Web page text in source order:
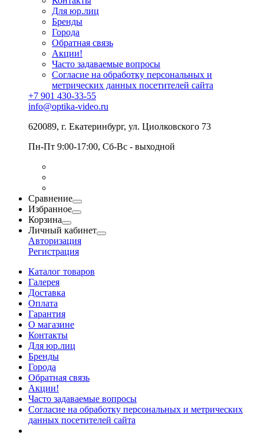
Для юр.лиц
Бренды
Города
Обратная связь
Акции!
Часто задаваемые вопросы
Согласие на обработку персональных и
метрических данных посетителей сайта
+7 901 430-33-55
info@optika-video.ru
620089, г. Екатеринбург, ул. Циолковского 73
Пн-Пт 9:00-17:00, Сб-Вс - выходной
Сравнение
Избранное
Корзина
Личный кабинет
Авторизация
Регистрация
Каталог товаров
Галерея
Доставка
Оплата
Гарантия
О магазине
Контакты
Для юр.лиц
Бренды
Города
Обратная связь
Акции!
Часто задаваемые вопросы
Согласие на обработку персональных и метрических
данных посетителей сайта